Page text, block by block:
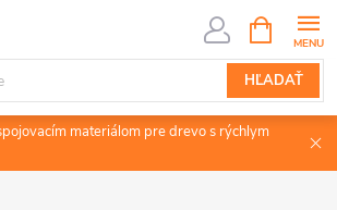
HĽADAŤ
KOŠÍK
materiálom pre drevo s rýchlym